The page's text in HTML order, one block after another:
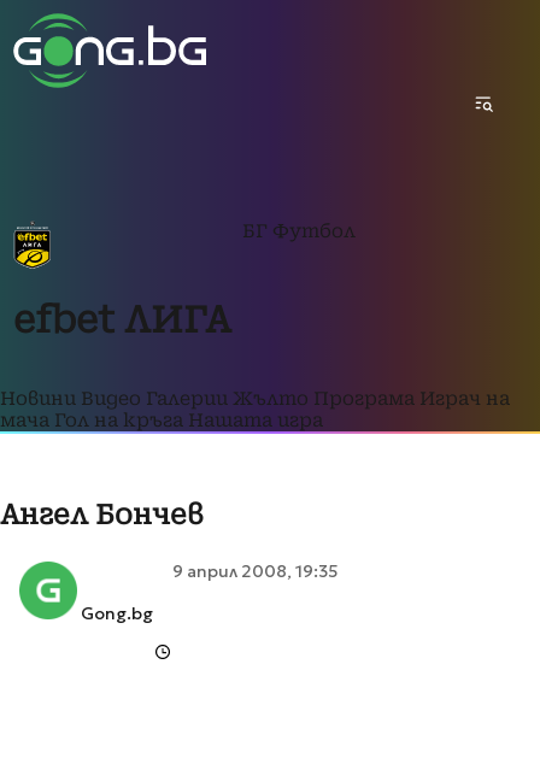
БГ Футбол
efbet ЛИГА
Новини Видео Галерии Жълто Програма Играч на
мача Гол на кръга Нашата игра
Ангел Бончев
Gong.bg
9 април 2008, 19:35